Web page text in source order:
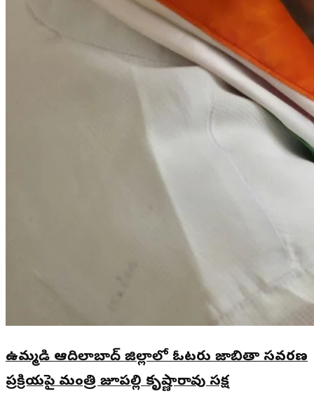
ఉమ్మడి ఆదిలాబాద్ జిల్లాలో ఓటరు జాబితా సవరణ
ప్రక్రియపై మంత్రి జూపల్లి కృష్ణారావు సమీక్ష